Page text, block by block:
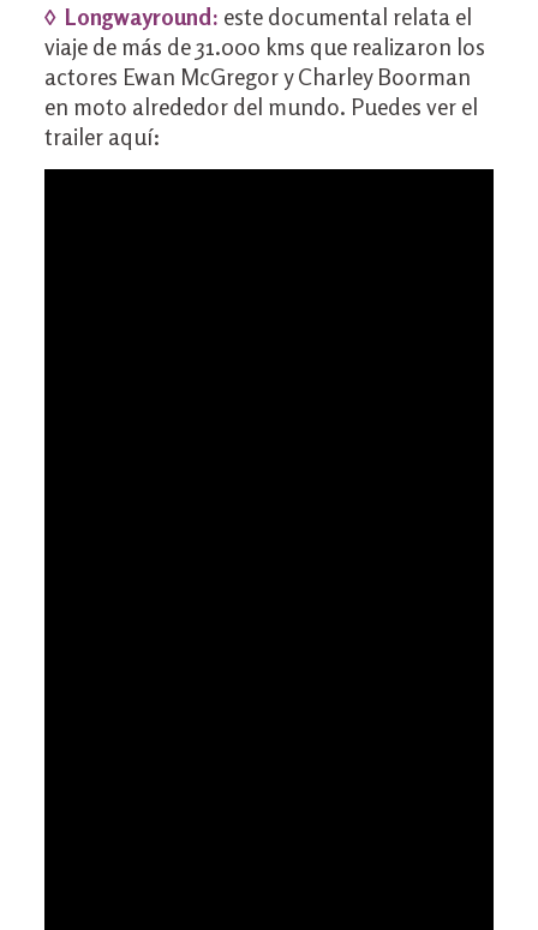
◊ Longwayround: este documental relata el
viaje de más de 31.000 kms que realizaron los
actores Ewan McGregor y Charley Boorman
en moto alrededor del mundo. Puedes ver el
trailer aquí: